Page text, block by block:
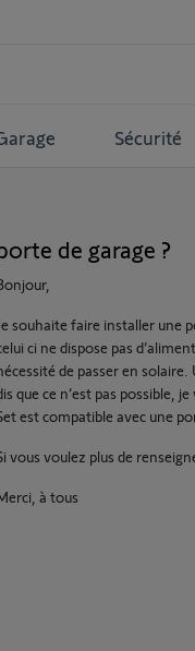
Sécurité
de garage ?
souhaite faire installer une
ci ne dispose pas
de passer en
que ce n’est pas possible,
est compatible avec une
vous voulez plus de
à tous